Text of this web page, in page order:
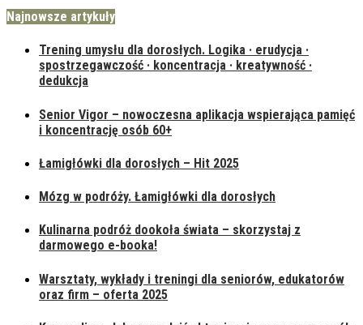
Najnowsze artykuły
Trening umysłu dla dorosłych. Logika · erudycja ·
spostrzegawczość · koncentracja · kreatywność ·
dedukcja
Senior Vigor – nowoczesna aplikacja wspierająca pamięć
i koncentrację osób 60+
Łamigłówki dla dorosłych – Hit 2025
Mózg w podróży. Łamigłówki dla dorosłych
Kulinarna podróż dookoła świata – skorzystaj z
darmowego e-booka!
Warsztaty, wykłady i treningi dla seniorów, edukatorów
oraz firm – oferta 2025